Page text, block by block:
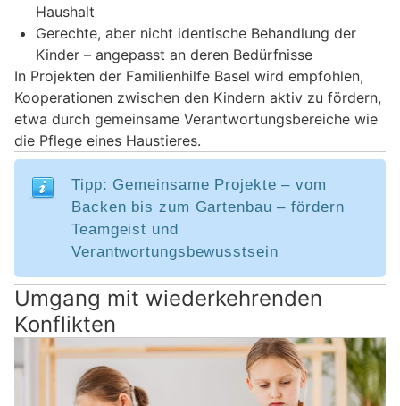
Haushalt
Gerechte, aber nicht identische Behandlung der
Kinder – angepasst an deren Bedürfnisse
In Projekten der Familienhilfe Basel wird empfohlen,
Kooperationen zwischen den Kindern aktiv zu fördern,
etwa durch gemeinsame Verantwortungsbereiche wie
die Pflege eines Haustieres.
Tipp: Gemeinsame Projekte – vom
Backen bis zum Gartenbau – fördern
Teamgeist und
Verantwortungsbewusstsein
Umgang mit wiederkehrenden
Konflikten